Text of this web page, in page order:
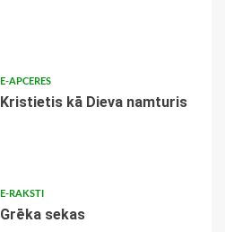
E-APCERES
Kristietis kā Dieva namturis
E-RAKSTI
Grēka sekas